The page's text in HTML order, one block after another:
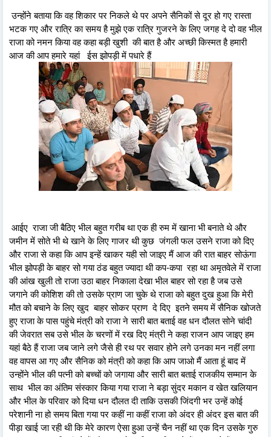
उन्होंने बताया कि वह शिकार पर निकले थे पर अपने सैनिकों से दूर हो गए रास्ता
भटक गए और रात्रि का समय है मुझे एक रात्रि गुजरने के लिए जगह दे दो वह भील
राजा को नमन किया वह कहा बड़ी खुशी की बात है और अच्छी किस्मत है हमारी
आज की आप हमारे यहां ईस झोपड़ी में पधारे हैं
आईए राजा जी बैठिए भील बहुत गरीब था एक ही रुम में खाना भी बनाते थे और
जमीन में सोते भी थे खाने के लिए गाजर थी कुछ जंगली फल उसने राजा को दिए
और राजा से कहा कि आप इन्हें खाकर यही सो जाइए मैं आज की रात बाहर सोऊंगा
भील झोपड़ी के बाहर सो गया ठंड बहुत ज्यादा थी कप-कपा रहा था अमृतवेले में राजा
की आंख खुली तो राजा उठा बाहर निकाला देखा भील बाहर सो रहा है जब उसे
जगाने की कोशिश की तो उसके प्राण जा चुके थे राजा को बहुत दुख हुआ कि मेरी
मौत को बचाने के लिए खुद बाहर सोकर प्राण दे दिए इतने समय में सैनिक खोजते
हुए राजा के पास पहुंचे मंत्री को राजा ने सारी बात बताई वह धन दौलत सोने चांदी
की जेवरात सब उसे भील के चरणों में रख दिए मंत्री ने कहा राजन आप जाइए हम
यहां बैठे हैं राजा जब जाने लगे जैसे ही रथ पर सवार होने लगे उनका मन नहीं लगा
वह वापस आ गए और सैनिक को मंत्री को कहा कि आप जाओ मैं आता हूं बाद में
उन्होंने भील की पत्नी को बच्चों को जगाया और सारी बात बताई राजकीय सम्मान के
साथ भील का अंतिम संस्कार किया गया राजा ने बड़ा सुंदर मकान व खेत खलियान
और भील के परिवार को दिया धन दौलत दी ताकि उसकी जिंदगी भर उन्हें कोई
परेशानी ना हो समय बिता गया पर कहीं ना कहीं राजा को अंदर ही अंदर इस बात की
पीड़ा खाई जा रही थी कि मेरे कारण ऐसा हुआ उन्हें चैन नहीं था एक दिन उसके गुरु